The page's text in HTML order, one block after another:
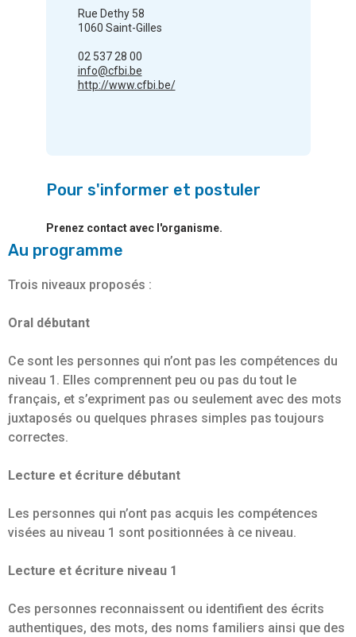
Au programme
Trois niveaux proposés :
Oral débutant
Ce sont les personnes qui n’ont pas les compétences du
niveau 1. Elles comprennent peu ou pas du tout le
français, et s’expriment pas ou seulement avec des mots
juxtaposés ou quelques phrases simples pas toujours
correctes.
Lecture et écriture débutant
Les personnes qui n’ont pas acquis les compétences
visées au niveau 1 sont positionnées à ce niveau.
Lecture et écriture niveau 1
Ces personnes reconnaissent ou identifient des écrits
authentiques, des mots, des noms familiers ainsi que des
Rue Dethy 58
1060 Saint-Gilles
02 537 28 00
info@cfbi.be
http://www.cfbi.be/
Pour s'informer et postuler
Prenez contact avec l'organisme.